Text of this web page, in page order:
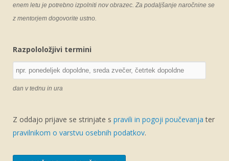
enem letu je potrebno izpolniti nov obrazec. Za podaljšanje naročnine se
z mentorjem dogovorite ustno.
Razpololožjivi termini
dan v tednu in ura
Z oddajo prijave se strinjate s pravili in pogoji poučevanja ter
pravilnikom o varstvu osebnih podatkov.